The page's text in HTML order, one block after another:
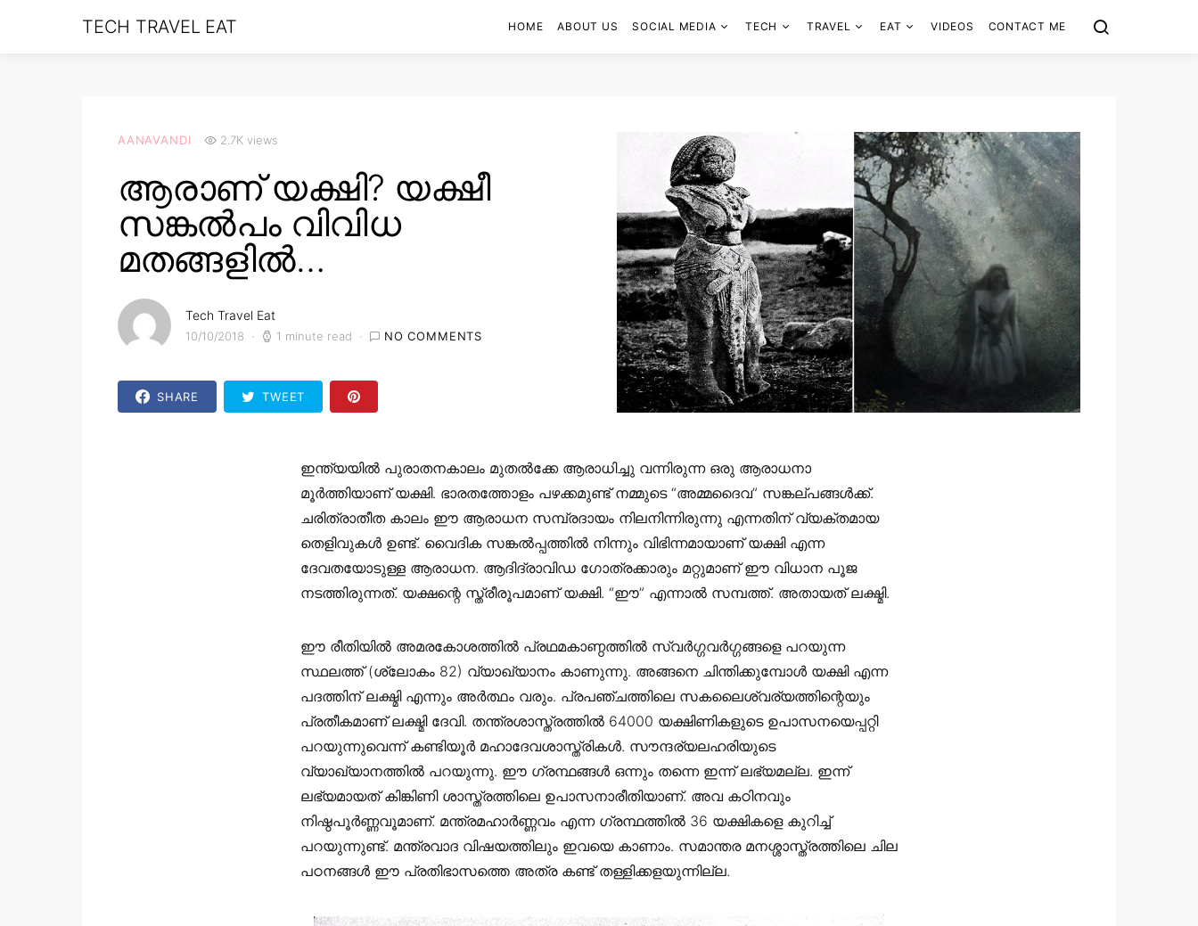
TECH TRAVEL EAT HOME ABOUT US SOCIAL MEDIA TECH TRAVEL EAT VIDEOS CONTACT ME
AANAVANDI 2.7K views
ആരാണ് യക്ഷി? യക്ഷീ
സങ്കൽപം വിവിധ
മതങ്ങളിൽ…
Tech Travel Eat
10/10/2018 1 minute read NO COMMENTS
SHARE TWEET
ഇന്ത്യയിൽ പുരാതനകാലം മുതൽക്കേ ആരാധിച്ചു വന്നിരുന്ന ഒരു ആരാധനാ
മൂർത്തിയാണ്‌ യക്ഷി. ഭാരതത്തോളം പഴക്കമുണ്ട് നമ്മുടെ “അമ്മദൈവ” സങ്കല്പങ്ങൾക്ക്.
ചരിത്രാതീത കാലം ഈ ആരാധന സമ്പ്രദായം നിലനിന്നിരുന്നു എന്നതിന് വ്യക്തമായ
തെളിവുകൾ ഉണ്ട്. വൈദിക സങ്കൽപ്പത്തിൽ നിന്നും വിഭിന്നമായാണ് യക്ഷി എന്ന
ദേവതയോടുള്ള ആരാധന. ആദിദ്രാവിഡ ഗോത്രക്കാരും മറ്റുമാണ് ഈ വിധാന പൂജ
നടത്തിരുന്നത്. യക്ഷന്റെ സ്ത്രീരൂപമാണ് യക്ഷി. “ഈ” എന്നാൽ സമ്പത്ത്. അതായത് ലക്ഷ്മി.
ഈ രീതിയിൽ അമരകോശത്തിൽ പ്രഥമകാണ്ഠത്തിൽ സ്വർഗ്ഗവർഗ്ഗങ്ങളെ പറയുന്ന
സ്ഥലത്ത് (ശ്ലോകം 82) വ്യാഖ്യാനം കാണുന്നു. അങ്ങനെ ചിന്തിക്കുമ്പോൾ യക്ഷി എന്ന
പദത്തിന് ലക്ഷ്മി എന്നും അർത്ഥം വരും. പ്രപഞ്ചത്തിലെ സകലൈശ്വര്യത്തിന്റെയും
പ്രതീകമാണ് ലക്ഷ്മി ദേവി. തന്ത്രശാസ്ത്രത്തിൽ 64000 യക്ഷിണികളുടെ ഉപാസനയെപ്പറ്റി
പറയുന്നുവെന്ന് കണ്ടിയൂർ മഹാദേവശാസ്ത്രികൾ. സൗന്ദര്യലഹരിയുടെ
വ്യാഖ്യാനത്തിൽ പറയുന്നു. ഈ ഗ്രന്ഥങ്ങൾ ഒന്നും തന്നെ ഇന്ന് ലഭ്യമല്ല. ഇന്ന്
ലഭ്യമായത് കിങ്കിണി ശാസ്ത്രത്തിലെ ഉപാസനാരീതിയാണ്. അവ കഠിനവും
നിഷ്ഠപൂർണ്ണവൂമാണ്. മന്ത്രമഹാർണ്ണവം എന്ന ഗ്രന്ഥത്തിൽ 36 യക്ഷികളെ കുറിച്ച്
പറയുന്നുണ്ട്. മന്ത്രവാദ വിഷയത്തിലും ഇവയെ കാണാം. സമാന്തര മനശ്ശാസ്ത്രത്തിലെ ചില
പഠനങ്ങൾ ഈ പ്രതിഭാസത്തെ അത്ര കണ്ട് തള്ളിക്കളയുന്നില്ല.